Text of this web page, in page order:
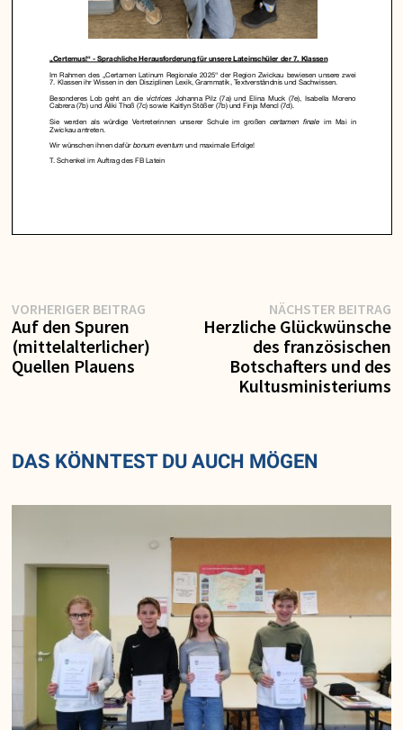
Beitragsnavigation
VORHERIGER BEITRAG
Auf den Spuren
(mittelalterlicher)
Quellen Plauens
NÄCHSTER BEITRAG
Herzliche Glückwünsche
des französischen
Botschafters und des
Kultusministeriums
DAS KÖNNTEST DU AUCH MÖGEN